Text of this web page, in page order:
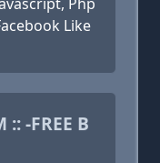
Like
:: -FREE B